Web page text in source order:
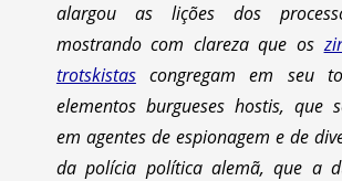
alargou as lições dos
mostrando com clareza que os
trotskistascongregam em seu
elementos burgueses hostis, que
em agentes de espionagem e de
da polícia política alemã, que a